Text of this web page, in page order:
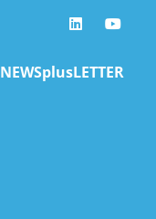
LinkedIn
NEWSplusLETTER